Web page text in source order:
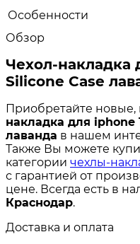
Особенности
Обзор
Чехол-накладка
Silicone Case
Приобретайте новые,
накладка для iphone
лаванда в нашем
Также Вы можете
категории чехлы-
с гарантией от
цене. Всегда есть в
Краснодар.
Доставка и оплата